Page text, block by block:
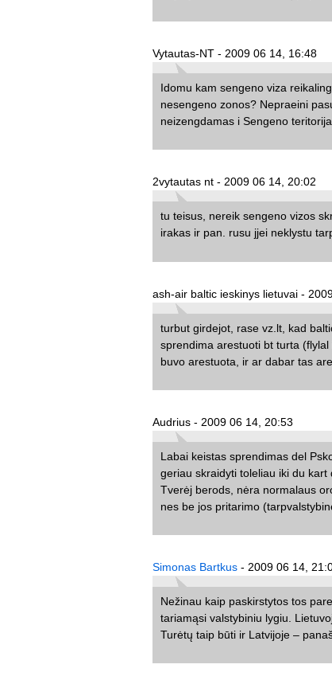
Vytautas-NT - 2009 06 14, 16:48
Idomu kam sengeno viza
nesengeno zonos? Nepraeini
neizengdamas i Sengeno
2vytautas nt - 2009 06 14, 20:02
tu teisus, nereik sengeno vizos
irakas ir pan. rusu jjei neklystu
ash-air baltic ieskinys lietuvai -
turbut girdejot, rase vz.lt, kad
sprendima arestuoti bt turta
buvo arestuota, ir ar dabar tas
Audrius - 2009 06 14, 20:53
Labai keistas sprendimas del
geriau skraidyti toleliau iki du
Tverėj berods, nėra normalaus
nes be jos pritarimo
Simonas Bartkus - 2009 06 14,
Nežinau kaip paskirstytos tos
tariamąsi valstybiniu lygiu.
Turėtų taip būti ir Latvijoje –